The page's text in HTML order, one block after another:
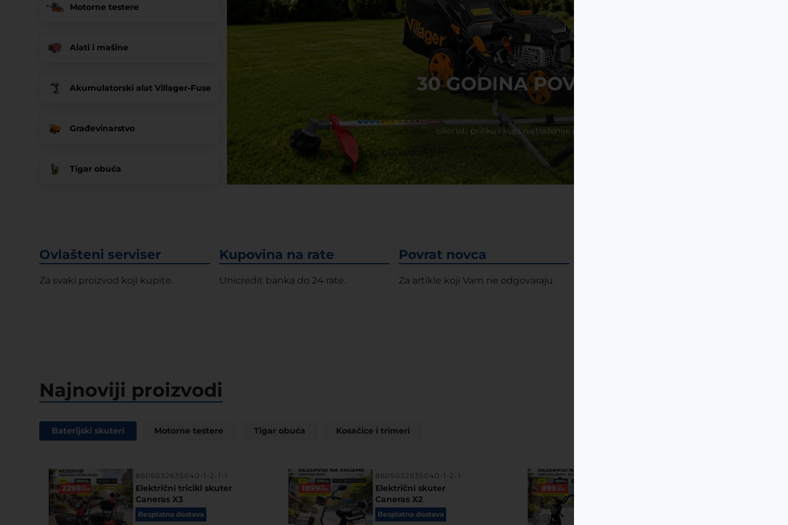
Motorne testere
Alati i mašine
Akumulatorski alat Villager-Fuse
Građevinarstvo
Tigar obuća
30 GODINA POVJERENJA HVALA
Iskoristi priliku i kupi najtraženije proizvode po najnižim cijenama u velikoj
Ovlašteni serviser
Za svaki proizvod koji kupite.
Kupovina na rate
Unicredit banka do 24 rate.
Povrat novca
Za artikle koji Vam ne odgovaraju.
Najnoviji proizvodi
Baterijski skuteri Motorne testere Tigar obuća Kosačice i trimeri
8605032635040-1-2-1-1
Električni tricikl skuter
Caneras X3
Besplatna dostava
8605032635040-1-2-1
Električni skuter
Caneras X2
Besplatna dostava